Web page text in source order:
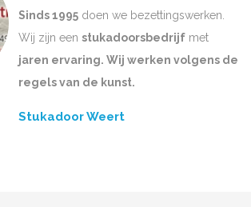
Sinds 1995 doen we bezettingswerken.
Wij zijn een stukadoorsbedrijf met
jaren ervaring. Wij werken volgens de
regels van de kunst.
Stukadoor Weert